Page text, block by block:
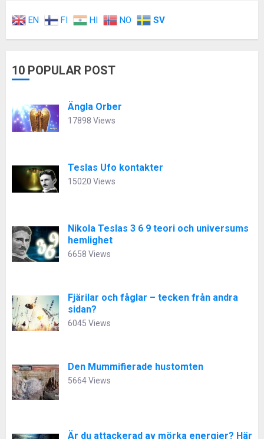
EN FI HI NO SV
10 POPULAR POST
Ängla Orber
17898 Views
Teslas Ufo kontakter
15020 Views
Nikola Teslas 3 6 9 teori och universums
hemlighet
6658 Views
Fjärilar och fåglar – tecken från andra
sidan?
6045 Views
Den Mummifierade hustomten
5664 Views
Är du attackerad av mörka energier? Här